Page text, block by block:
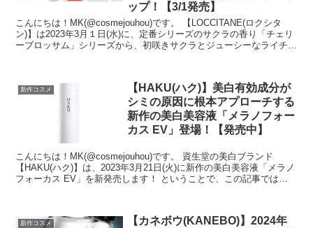
ップ！【3/1発売】
こんにちは！MK(@cosmejouhou)です。 【LOCCITANE(ロクシタ
ン)】は2023年3月１日(水)に、定番シリーズのサクラの香り「チェリ
ーブロッサム」シリーズから、初咲きサクラとジューシーなライチの
新作コスメ
【HAKU(ハク)】美白有効成分が
シミの原因に根本アプローチする
新作の美白美容液「メラノフォー
カス EV」登場！【発売中】
こんにちは！MK(@cosmejouhou)です。 資生堂の美白ブランド
【HAKU(ハク)】は、2023年3月21日(火)に新作の美白美容液「メラノ
フォーカス EV」を新発売します！ ということで、この記事では
新作コスメ
【カネボウ(KANEBO)】2024年